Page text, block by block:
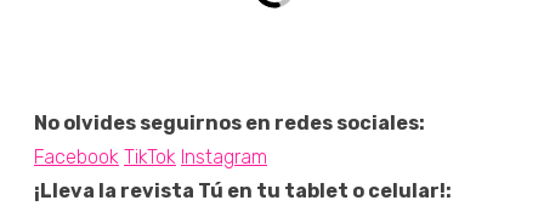
No olvides seguirnos en redes sociales:
Facebook TikTok Instagram
¡Lleva la revista Tú en tu tablet o celular!: